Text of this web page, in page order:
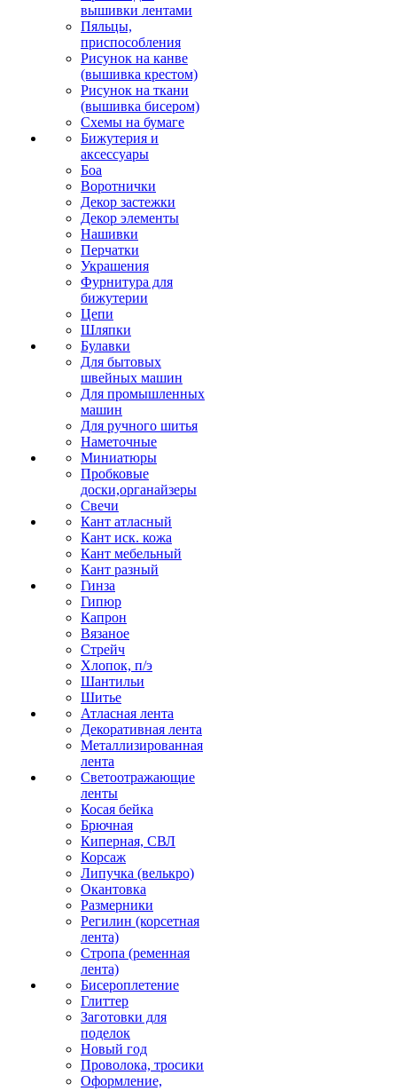
вышивки лентами
Пяльцы,
приспособления
Рисунок на канве
(вышивка крестом)
Рисунок на ткани
(вышивка бисером)
Схемы на бумаге
Бижутерия и
аксессуары
Боа
Воротнички
Декор застежки
Декор элементы
Нашивки
Перчатки
Украшения
Фурнитура для
бижутерии
Цепи
Шляпки
Булавки
Для бытовых
швейных машин
Для промышленных
машин
Для ручного шитья
Наметочные
Миниатюры
Пробковые
доски,органайзеры
Свечи
Кант атласный
Кант иск. кожа
Кант мебельный
Кант разный
Гинза
Гипюр
Капрон
Вязаное
Стрейч
Хлопок, п/э
Шантильи
Шитье
Атласная лента
Декоративная лента
Металлизированная
лента
Светоотражающие
ленты
Косая бейка
Брючная
Киперная, СВЛ
Корсаж
Липучка (велькро)
Окантовка
Размерники
Регилин (корсетная
лента)
Стропа (ременная
лента)
Бисероплетение
Глиттер
Заготовки для
поделок
Новый год
Проволока, тросики
Оформление,